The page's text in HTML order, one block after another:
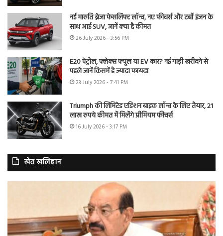
नई मारुति ब्रेजा फेसलिफ्ट लॉन्च, नए फीचर्स और टर्बो इंजन के
साथ आई SUV, जानें क्या है कीमत
26 July 2026 - 3:56 PM
E20 पेट्रोल, फ्लेक्स फ्यूल या EV कार? नई गाड़ी खरीदने से
पहले जानें किसमें है ज्यादा फायदा
23 July 2026 - 7:41 PM
Triumph की लिमिटेड एडिशन बाइक लॉन्च के लिए तैयार, 21
लाख रुपये कीमत में मिलेंगे प्रीमियम फीचर्स
16 July 2026 - 3:17 PM
खेत खलिहान